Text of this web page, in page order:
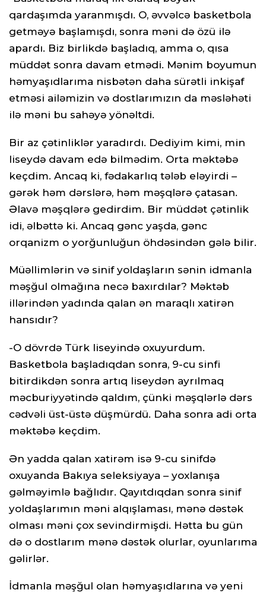
qardaşımda yaranmışdı. O, əvvəlcə basketbola
getməyə başlamışdı, sonra məni də özü ilə
apardı. Biz birlikdə başladıq, amma o, qısa
müddət sonra davam etmədi. Mənim boyumun
həmyaşıdlarıma nisbətən daha sürətli inkişaf
etməsi ailəmizin və dostlarımızın da məsləhəti
ilə məni bu sahəyə yönəltdi.
Bir az çətinliklər yaradırdı. Dediyim kimi, min
liseydə davam edə bilmədim. Orta məktəbə
keçdim. Ancaq ki, fədakarlıq tələb eləyirdi –
gərək həm dərslərə, həm məşqlərə çatasan.
Əlavə məşqlərə gedirdim. Bir müddət çətinlik
idi, əlbəttə ki. Ancaq gənc yaşda, gənc
orqanizm o yorğunluğun öhdəsindən gələ bilir.
Müəllimlərin və sinif yoldaşların sənin idmanla
məşğul olmağına necə baxırdılar? Məktəb
illərindən yadında qalan ən maraqlı xatirən
hansıdır?
-O dövrdə Türk liseyində oxuyurdum.
Basketbola başladıqdan sonra, 9-cu sinfi
bitirdikdən sonra artıq liseydən ayrılmaq
məcburiyyətində qaldım, çünki məşqlərlə dərs
cədvəli üst-üstə düşmürdü. Daha sonra adi orta
məktəbə keçdim.
Ən yadda qalan xatirəm isə 9-cu sinifdə
oxuyanda Bakıya seleksiyaya – yoxlanışa
gəlməyimlə bağlıdır. Qayıtdıqdan sonra sinif
yoldaşlarımın məni alqışlaması, mənə dəstək
olması məni çox sevindirmişdi. Hətta bu gün
də o dostlarım mənə dəstək olurlar, oyunlarıma
gəlirlər.
İdmanla məşğul olan həmyaşıdlarına və yeni